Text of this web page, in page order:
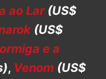
ao Lar (US$
(US$
e a
, Venom (US$